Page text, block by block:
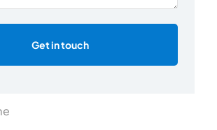
Get in touch